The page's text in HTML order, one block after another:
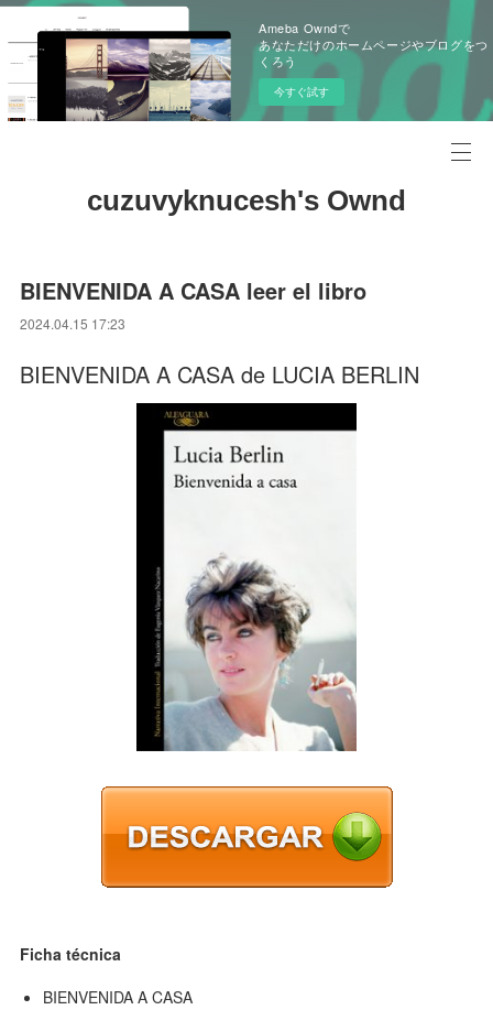
Ameba Owndで
あなただけのホームページやブログをつ
くろう
今すぐ試す
cuzuvyknucesh's Ownd
BIENVENIDA A CASA leer el libro
2024.04.15 17:23
BIENVENIDA A CASA de LUCIA BERLIN
Ficha técnica
BIENVENIDA A CASA